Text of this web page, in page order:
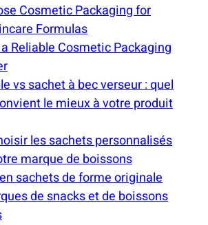
Cosmetic Packaging for
Formulas
Reliable Cosmetic Packaging
vs sachet à bec verseur : quel
le mieux à votre produit
les sachets personnalisés
marque de boissons
sachets de forme originale
de snacks et de boissons